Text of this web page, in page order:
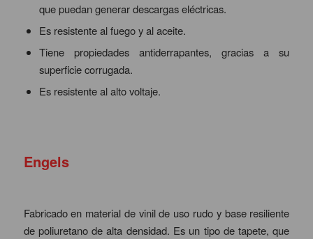
que puedan generar descargas eléctricas.
Es resistente al fuego y al aceite.
Tiene propiedades antiderrapantes, gracias a su
superficie corrugada.
Es resistente al alto voltaje.
Engels
Fabricado en material de vinil de uso rudo y base resiliente
de poliuretano de alta densidad. Es un tipo de tapete, que